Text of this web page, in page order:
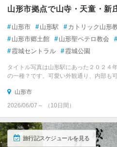
寒河江・東根・月山 各都市
公益財団法人上山城郷土資
料館
名所・史跡
3.39
訪れたトラベラーのクチコミ
木曜日が休館日ですよ
村山・河北
かみのやま温泉
赤湯温泉
長井
南陽・上山・白鷹
飯豊・小国
米沢
山形市拠点で山寺・天童・新
# 山形市 # 山形駅 # カトリック山形
# 山形市郷土館 # 山形聖ペテロ教会 #
# 霞城セントラル # 霞城公園
タイトル写真は山形駅にあった２０２４
の一種？です。可愛い外観通り、内部も可
山形市
2026/06/07～ （10日間）
旅行記スケジュールを見る